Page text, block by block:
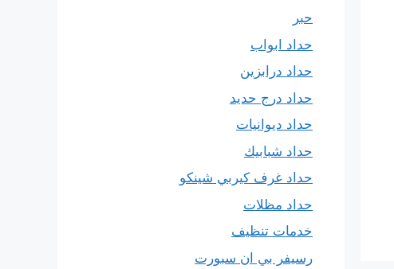
حبر
حداد ابواب
حداد درابزين
حداد درج حديد
حداد ديوانيات
حداد شبابيك
حداد غرف كيربي شينكو
حداد مظلات
خدمات تنظيف
رسيفر بي ان سبورت